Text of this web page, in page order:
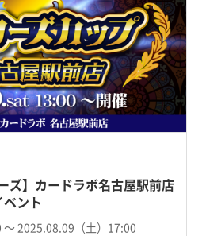
ズ】カードラボ名古屋駅前店
ント
2025.08.09（土）17:00